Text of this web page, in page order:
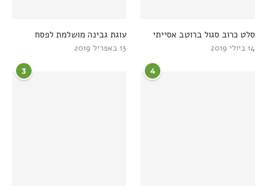
עוגת גבינה מושלמת לפסח
13 באפריל 2019
סלט כרוב סגול ברוטב אסייתי
14 ביולי 2019
3 4